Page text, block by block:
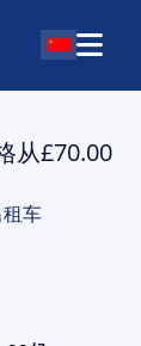
从£70.00
车